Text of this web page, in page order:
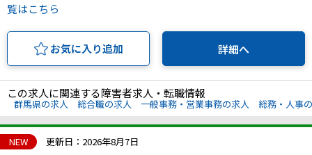
覧はこちら
お気に入り追加 詳細へ
この求人に関連する障害者求人・転職情報
群馬県の求人 総合職の求人 一般事務・営業事務の求人 総務・人事
NEW 更新日：2026年8月7日